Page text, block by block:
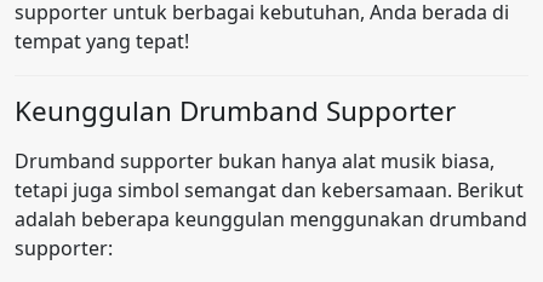
supporter untuk berbagai kebutuhan, Anda berada di
tempat yang tepat!
Keunggulan Drumband Supporter
Drumband supporter bukan hanya alat musik biasa,
tetapi juga simbol semangat dan kebersamaan. Berikut
adalah beberapa keunggulan menggunakan drumband
supporter: